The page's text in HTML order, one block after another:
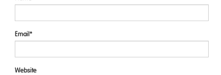
Email*
Website